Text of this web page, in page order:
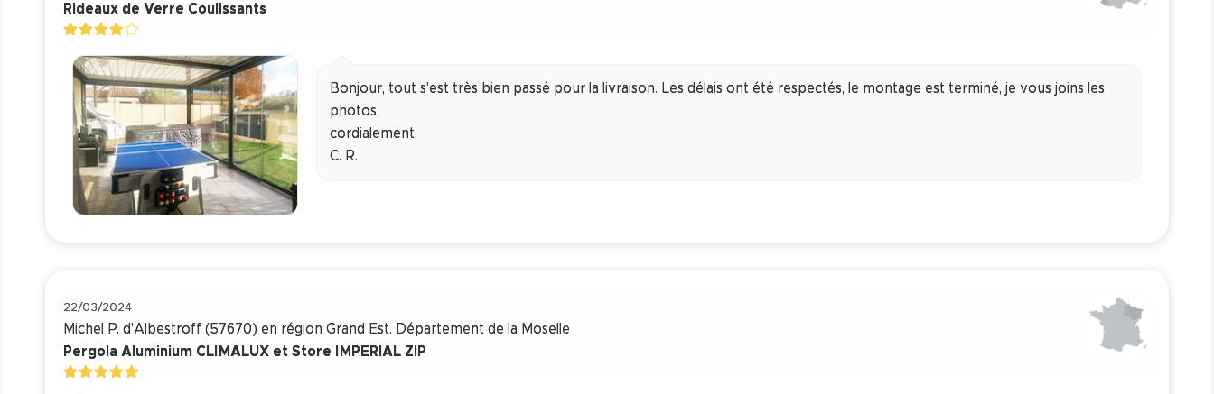
Rideaux de Verre Coulissants
Bonjour, tout s'est très bien passé pour la livraison. Les délais ont été respectés, le montage est terminé, je vous joins les
photos,
cordialement,
C. R.
22/03/2024
Michel P. d'Albestroff (57670) en région Grand Est. Département de la Moselle
Pergola Aluminium CLIMALUX et Store IMPERIAL ZIP